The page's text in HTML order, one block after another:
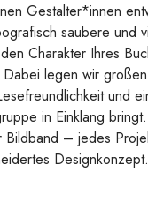
Gestalter*innen
saubere und
Charakter Ihres
legen wir
und
in Einklang
Bildband – jedes
Designkonzept.